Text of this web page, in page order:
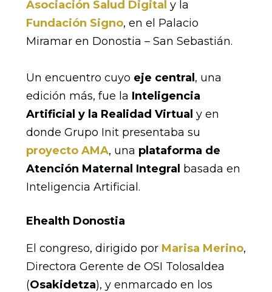
Asociación Salud Digital y la
Fundación Signo, en el Palacio
Miramar en Donostia – San Sebastián.
Un encuentro cuyo eje central, una
edición más, fue la Inteligencia
Artificial y la Realidad Virtual y en
donde Grupo Init presentaba su
proyecto AMA, una plataforma de
Atención Maternal Integral basada en
Inteligencia Artificial.
Ehealth Donostia
El congreso, dirigido por Marisa Merino,
Directora Gerente de OSI Tolosaldea
(Osakidetza), y enmarcado en los